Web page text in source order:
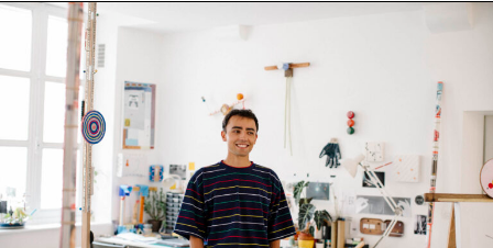
PROGRAMMATION
MAGAZINE
ESPACES DE PRATIQUE ARTISTIQUE ↓
Recherche